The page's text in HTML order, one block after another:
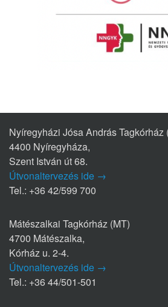
Nyíregyházi Jósa András Tagkórház
4400 Nyíregyháza,
Szent István út 68.
Útvonaltervezés ide →
Tel.: +36 42/599 700
Mátészalkai Tagkórház (MT)
4700 Mátészalka,
Kórház u. 2-4.
Útvonaltervezés ide →
Tel.: +36 44/501-501